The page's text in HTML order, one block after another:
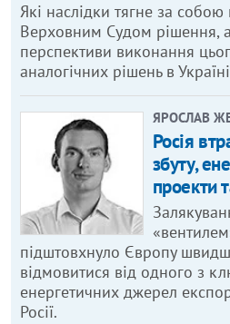
Які наслідки тягне за
Верховним Судом рішення,
перспективи виконання
аналогічних рішень в
ЯРОСЛАВ
Росія
збуту,
проекти
підштовхнуло Європу
відмовитися від одного з
енергетичних джерел
Росії.